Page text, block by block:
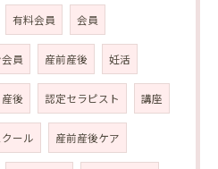
有料会員 会員
員 産前産後 妊活
産後 認定セラピスト 講座
ール 産前産後ケア